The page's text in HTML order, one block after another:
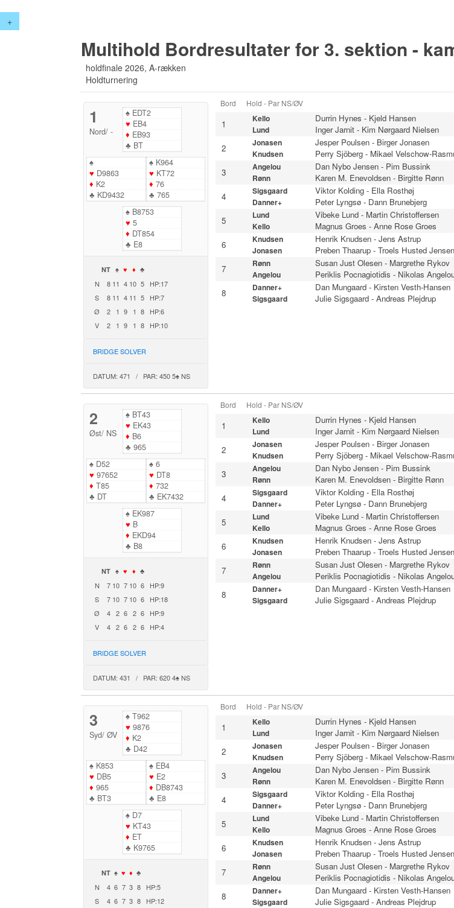
+
Multihold Bordresultater for 3. sektion -
holdfinale 2026, A-rækken
Holdturnering
1
Nord/-
♠EDT2
♥ EB4
♦ EB93
♣ BT
♠
♥ D9863
♦ K2
♣ KD9432
♠K964
♥ KT72
♦ 76
♣ 765
♠B8753
♥ 5
♦ DT854
♣ E8
NT ♠ ♥ ♦ ♣
N 8 11 4 10 5
HP:17
S
8 11 4 11 5
HP:7
Ø
2 1 9 1 8
HP:6
V
2 1 9 1 8 HP:10
BRIDGE SOLVER
DATUM: 471 / PAR: 450 5♠ NS
Bord Hold - Par NS/ØV
1 Kello Durrin Hynes - Kjeld Hansen
Lund Inger Jarnit- Kim Nørgaard Nielsen
2 Jonasen Jesper Poulsen- Birger Jonasen
Knudsen Perry Sjöberg- Mikael Velschow-
3 Angelou Dan Nybo Jensen- Pim Bussink
Rønn Karen M. Enevoldsen- Birgitte Rønn
4 Sigsgaard Viktor Kolding- Ella Rosthøj
Danner+ Peter Lyngsø- Dann Brunebjerg
5 Lund Vibeke Lund- Martin Christoffersen
Kello Magnus Groes - Anne Rose Groes
6 Knudsen Henrik Knudsen- Jens Astrup
Jonasen Preben Thaarup- Troels Husted Jensen
7 Rønn Susan Just Olesen- Margrethe Rykov
Angelou Periklis Pocnagiotidis - Nikolas
8 Danner+ Dan Mungaard- Kirsten Vesth-Hansen
Sigsgaard Julie Sigsgaard- Andreas Plejdrup
2
Øst/ NS
♠BT43
♥ EK43
♦ B6
♣ 965
♠ D52
♥ 97652
♦ T85
♣ DT
♠6
♥ DT8
♦ 732
♣ EK7432
♠EK987
♥ B
♦ EKD94
♣ B8
NT ♠ ♥ ♦ ♣
N 7 10 7 10 6
HP:9
S
7 10 7 10 6
HP:18
Ø
4 2 6 2 6
HP:9
V
4 2 6 2 6 HP:4
BRIDGE SOLVER
DATUM: 431 / PAR: 620 4♠ NS
Bord Hold - Par NS/ØV
1 Kello Durrin Hynes - Kjeld Hansen
Lund Inger Jarnit- Kim Nørgaard Nielsen
2 Jonasen Jesper Poulsen- Birger Jonasen
Knudsen Perry Sjöberg- Mikael Velschow-
3 Angelou Dan Nybo Jensen- Pim Bussink
Rønn Karen M. Enevoldsen- Birgitte Rønn
4 Sigsgaard Viktor Kolding- Ella Rosthøj
Danner+ Peter Lyngsø- Dann Brunebjerg
5 Lund Vibeke Lund- Martin Christoffersen
Kello Magnus Groes - Anne Rose Groes
6 Knudsen Henrik Knudsen- Jens Astrup
Jonasen Preben Thaarup- Troels Husted Jensen
7 Rønn Susan Just Olesen- Margrethe Rykov
Angelou Periklis Pocnagiotidis - Nikolas
8 Danner+ Dan Mungaard- Kirsten Vesth-Hansen
Sigsgaard Julie Sigsgaard- Andreas Plejdrup
3
Syd/ØV
♠T962
♥ 9876
♦ K2
♣ D42
♠ K853
♥ DB5
♦ 965
♣ BT3
♠EB4
♥ E2
♦ DB8743
♣ E8
♠D7
♥ KT43
♦ ET
♣ K9765
NT ♠ ♥ ♦ ♣
N 4 6 7 3 8
HP:5
S
4 6 7 3 8
HP:12
Bord Hold - Par NS/ØV
1 Kello Durrin Hynes - Kjeld Hansen
Lund Inger Jarnit- Kim Nørgaard Nielsen
2 Jonasen Jesper Poulsen- Birger Jonasen
Knudsen Perry Sjöberg- Mikael Velschow-
3 Angelou Dan Nybo Jensen- Pim Bussink
Rønn Karen M. Enevoldsen- Birgitte Rønn
4 Sigsgaard Viktor Kolding- Ella Rosthøj
Danner+ Peter Lyngsø- Dann Brunebjerg
5 Lund Vibeke Lund- Martin Christoffersen
Kello Magnus Groes - Anne Rose Groes
6 Knudsen Henrik Knudsen- Jens Astrup
Jonasen Preben Thaarup- Troels Husted Jensen
7 Rønn Susan Just Olesen- Margrethe Rykov
Angelou Periklis Pocnagiotidis - Nikolas
8 Danner+ Dan Mungaard- Kirsten Vesth-Hansen
Sigsgaard Julie Sigsgaard- Andreas Plejdrup